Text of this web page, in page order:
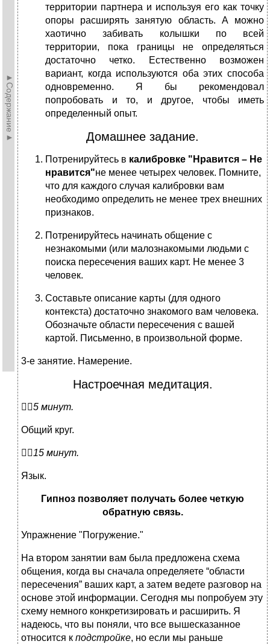
►Содержание►
территории партнера и используя его как точку
опоры расширять занятую область. А можно
хаотично забивать колышки по всей
территории, пока границы не определяться
достаточно четко. Естественно возможен
вариант, когда используются оба этих способа
одновременно. Я бы рекомендовал
попробовать и то, и другое, чтобы иметь
определенный опыт.
Домашнее задание.
Потренируйтесь в калибровке "Нравится ­– Не
нравится"не менее четырех человек. Помните,
что для каждого случая калибровки вам
необходимо определить не менее трех внешних
признаков.
Потренируйтесь начинать общение с
незнакомыми (или малознакомыми людьми с
поиска пересечения ваших карт. Не менее 3
человек.
Составьте описание карты (для одного
контекста) достаточно знакомого вам человека.
Обозначьте области пересечения с вашей
картой. Письменно, в произвольной форме.
3-е занятие. Намерение.
Настроечная медитация.
5 минут.
Общий круг.
15 минут.
Язык.
Гипноз позволяет получать более четкую
обратную связь.
Упражнение "Погружение."
На втором занятии вам была предложена схема
общения, когда вы сначала определяете “области
пересечения” ваших карт, а затем ведете разговор на
основе этой информации. Сегодня мы попробуем эту
схему немного конкретизировать и расширить. Я
надеюсь, что вы поняли, что все вышесказанное
относится к подстройке, но если мы раньше